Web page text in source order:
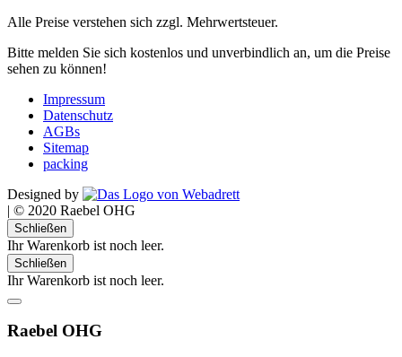
Alle Preise verstehen sich zzgl. Mehrwertsteuer.
Bitte melden Sie sich kostenlos und unverbindlich an, um die Preise
sehen zu können!
Impressum
Datenschutz
AGBs
Sitemap
packing
Designed by
| © 2020 Raebel OHG
Schließen
Ihr Warenkorb ist noch leer.
Schließen
Ihr Warenkorb ist noch leer.
Raebel OHG